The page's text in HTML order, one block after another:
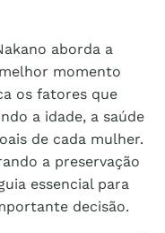
aborda a
momento
os fatores que
a idade, a saúde
de cada mulher.
a preservação
essencial para
decisão.